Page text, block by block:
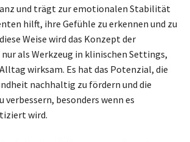
und trägt zur emotionalen Stabilität
hilft, ihre Gefühle zu erkennen und zu
Weise wird das Konzept der
als Werkzeug in klinischen Settings,
wirksam. Es hat das Potenzial, die
nachhaltig zu fördern und die
verbessern, besonders wenn es
wird.